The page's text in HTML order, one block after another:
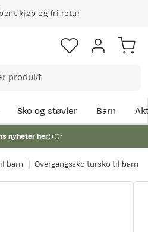
kjøp og fri retur
Sko og støvler Barn
nyheter her!👉
barn Overgangssko tursko til barn